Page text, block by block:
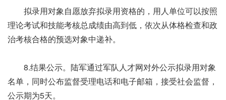
拟录用对象自愿放弃拟录用资格的，用人单位可以按照
理论考试和技能考核总成绩由高到低，依次从体格检查和政
治考核合格的预选对象中递补。
8.结果公示。陆军通过军队人才网对外公示拟录用对象
名单，同时公布监督受理电话和电子邮箱，接受社会监督，
公示期为5天。